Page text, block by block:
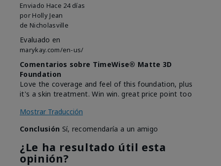
Enviado Hace 24 días
por Holly Jean
de Nicholasville
Evaluado en
marykay.com/en-us/
Comentarios sobre TimeWise® Matte 3D
Foundation
Love the coverage and feel of this foundation, plus
it's a skin treatment. Win win. great price point too
Mostrar Traducción
Conclusión Sí, recomendaría a un amigo
¿Le ha resultado útil esta
opinión?